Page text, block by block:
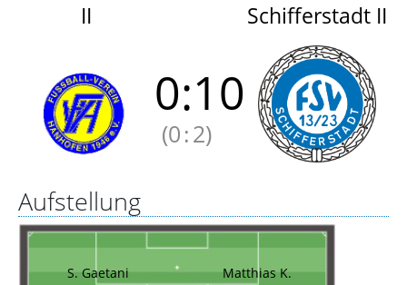
II
Schifferstadt II
0:10
(0:2)
Aufstellung
S. Gaetani
Matthias K.